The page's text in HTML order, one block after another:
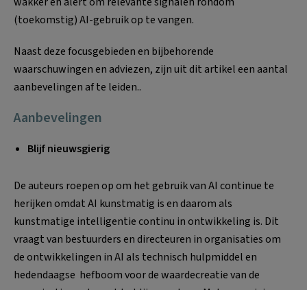
(toekomstig) AI-gebruik op te vangen.
Naast deze focusgebieden en bijbehorende
waarschuwingen en adviezen, zijn uit dit artikel een aantal
aanbevelingen af te leiden..
Aanbevelingen
Blijf nieuwsgierig
De auteurs roepen op om het gebruik van AI continue te
herijken omdat AI kunstmatig is en daarom als
kunstmatige intelligentie continu in ontwikkeling is. Dit
vraagt van bestuurders en directeuren in organisaties om
de ontwikkelingen in AI als technisch hulpmiddel en
hedendaagse hefboom voor de waardecreatie van de